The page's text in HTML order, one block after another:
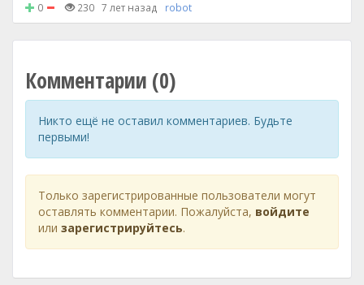
0 230 7 лет назад robot
Комментарии (0)
Никто ещё не оставил комментариев. Будьте
первыми!
Только зарегистрированные пользователи могут
оставлять комментарии. Пожалуйста, войдите
или зарегистрируйтесь.